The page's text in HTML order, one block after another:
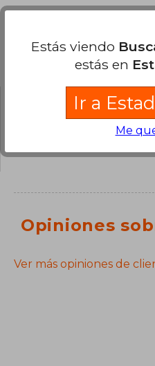
Preguntas y
¿Tienes una
para poder
Opiniones
Ver más opiniones de
Estás viendo
estás en
Ir a
Me